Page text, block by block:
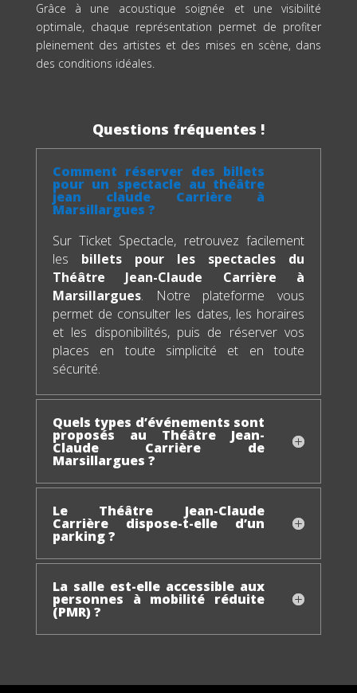
Grâce à une acoustique soignée et une visibilité
optimale, chaque représentation permet de profiter
pleinement des artistes et des mises en scène, dans
des conditions idéales.
Questions fréquentes !
Comment réserver des billets
pour un spectacle au théâtre
jean claude Carrière à
Marsillargues ?
Sur Ticket Spectacle, retrouvez facilement
les billets pour les spectacles du
Théâtre Jean-Claude Carrière à
Marsillargues. Notre plateforme vous
permet de consulter les dates, les horaires
et les disponibilités, puis de réserver vos
places en toute simplicité et en toute
sécurité.
Quels types d’événements sont
proposés au Théâtre Jean-
Claude Carrière de
Marsillargues ?
Le Théâtre Jean-Claude
Carrière dispose-t-elle d’un
parking ?
La salle est-elle accessible aux
personnes à mobilité réduite
(PMR) ?